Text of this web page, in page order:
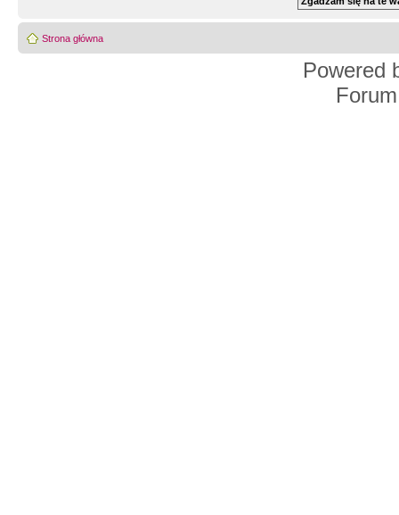
Strona główna
Powered